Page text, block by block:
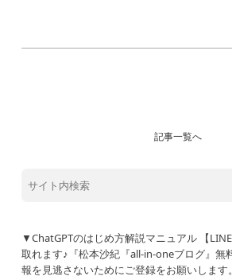
記事一覧へ
▼ChatGPTのはじめ方解説マニュアル 【
取れます♪『松本沙紀『all-in-oneブログ』無
報を見逃さないためにご登録をお願いします。